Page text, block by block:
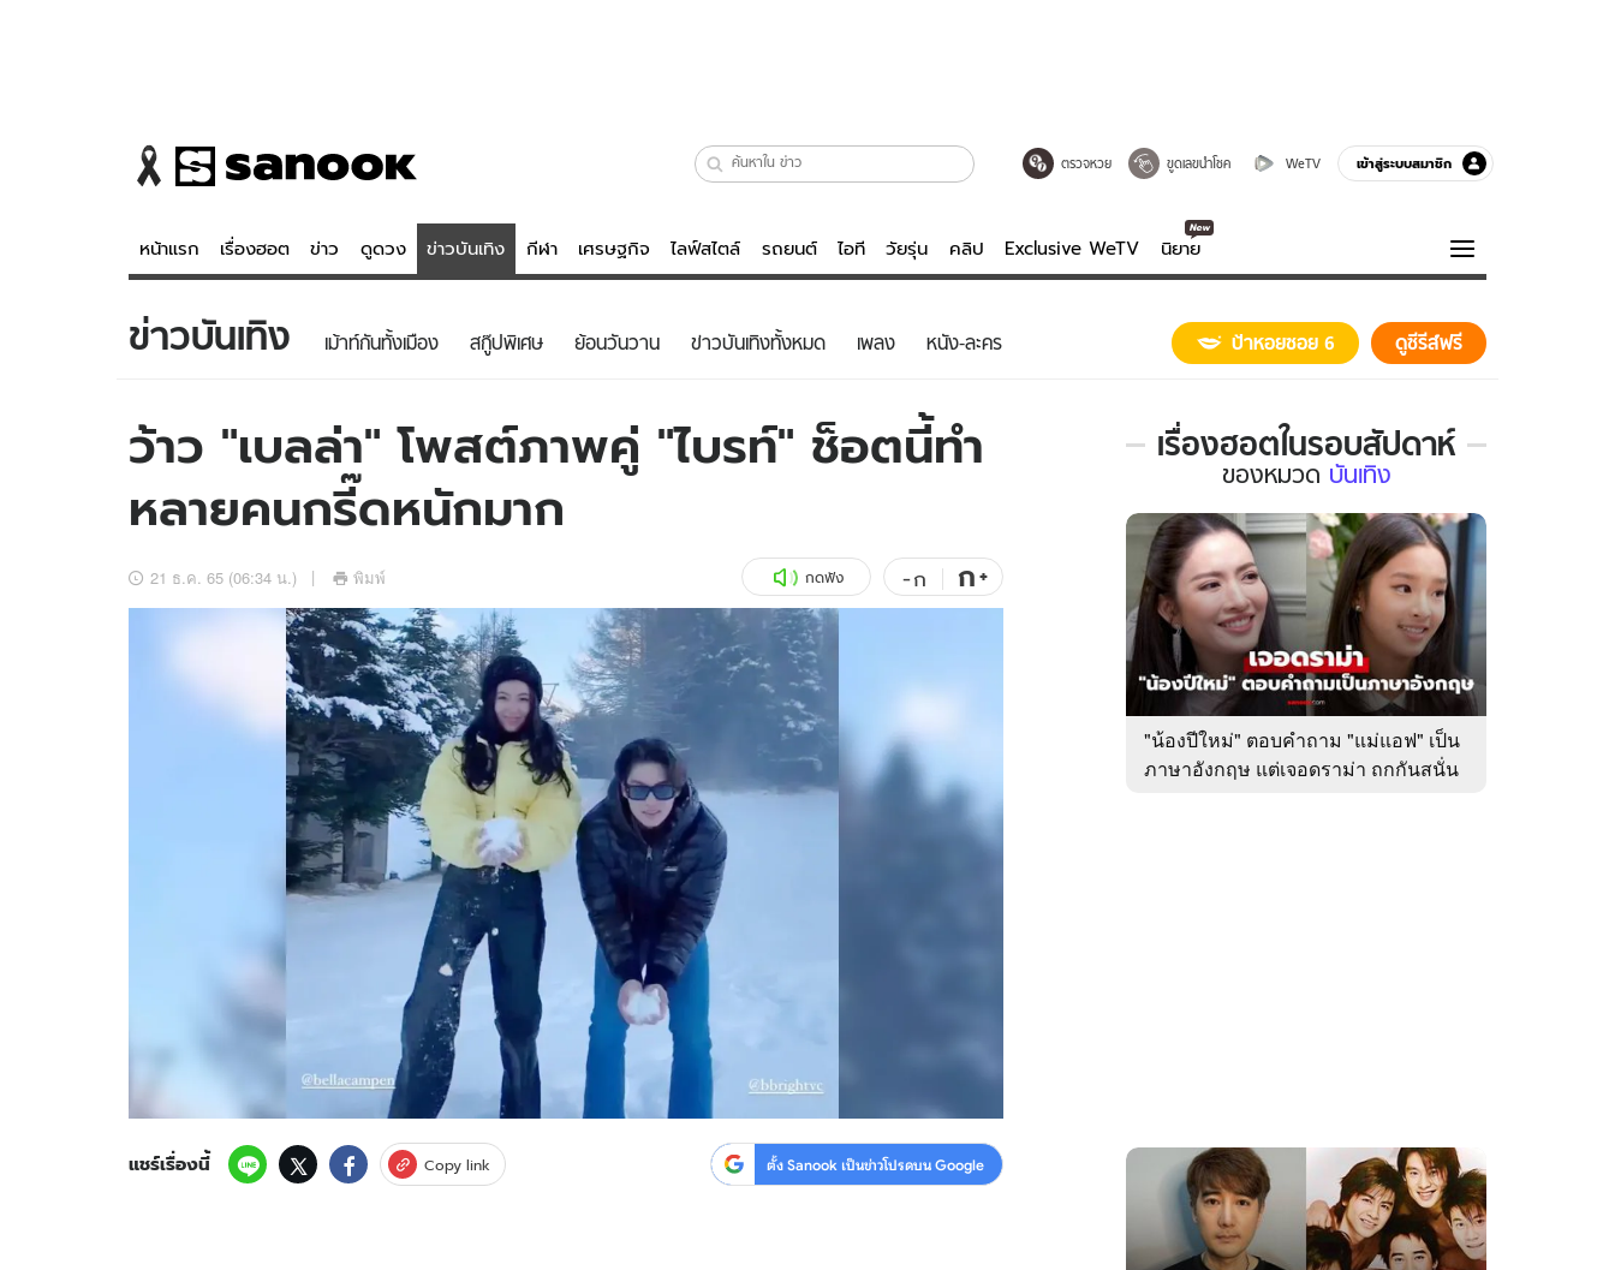
ตรวจหวย ขูดเลขนำโชค WeTV เข้าสู่ระบบสมาชิก
หน้าแรก เรื่องฮอต ข่าว ดูดวง ข่าวบันเทิง กีฬา เศรษฐกิจ ไลฟ์สไตล์ รถยนต์ ไอที วัยรุ่น คลิป Exclusive WeTV นิยาย
ข่าว
ข่าวบันเทิง
ข่าวกีฬา
ข่าวเศรษฐกิจ
อัปเดตจีน
เช็กข่าวชัวร์
ดูดวง - ตรวจหวย
สถิติหวยไทย
หวยลาว
ไลฟ์สไตล์
วัยรุ่น
สุขภาพ
เที่ยว-กิน
Tasteful Thailand
Sanook Choice
บันเทิงครบรส
เกมส์
ดูทีวี
WeTV
ความรู้รอบตัว
ฮาวทู
ดาวน์โหลดสนุกแอปฟรี ติดตามสนุกโซเชียลได้ที่
บริษัท อิมเมจ ฟิวเจอร์ (ประเทศไทย) จำกัด
ข่าวบันเทิง เม้าท์กันทั้งเมือง สกู๊ปพิเศษ ย้อนวันวาน ข่าวบันเทิงทั้งหมด เพลง หนัง-ละคร ป้าหอยซอย 6 ดูซีรีส์ฟรี
ว้าว "เบลล่า" โพสต์ภาพคู่ "ไบรท์" ช็อตนี้ทำ
หลายคนกรี๊ดหนักมาก
21 ธ.ค. 65 (06:34 น.) พิมพ์ กดฟัง -ก ก+
แชร์เรื่องนี้ Copy link ตั้ง Sanook เป็นข่าวโปรดบน Google
เรื่องฮอตในรอบสัปดาห์
เรื่อง
ใน
รอบ
สัปดาห์
ของ
หมวด
บันเทิง
ของหมวด บันเทิง
"น้องปีใหม่" ตอบคำถาม "แม่แอฟ" เป็น
ภาษาอังกฤษ แต่เจอดราม่า ถกกันสนั่น